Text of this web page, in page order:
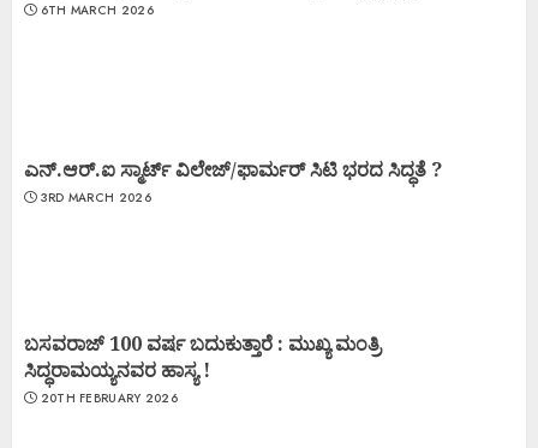
6TH MARCH 2026
ಎನ್.ಆರ್.ಐ ಸ್ಮಾರ್ಟ್ ವಿಲೇಜ್/ಫಾರ್ಮರ್ ಸಿಟಿ ಭರದ ಸಿದ್ಧತೆ ?
3RD MARCH 2026
ಬಸವರಾಜ್ 100 ವರ್ಷ ಬದುಕುತ್ತಾರೆ : ಮುಖ್ಯ ಮಂತ್ರಿ
ಸಿದ್ಧರಾಮಯ್ಯನವರ ಹಾಸ್ಯ !
20TH FEBRUARY 2026